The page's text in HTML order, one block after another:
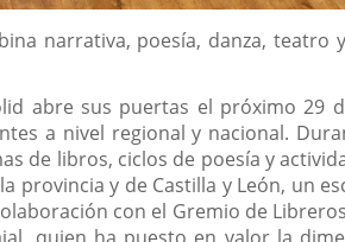
narrativa, poesía, danza,
abre sus puertas el próximo
a nivel regional y nacional.
de libros, ciclos de poesía y
provincia y de Castilla y León, un
con el Gremio de
quien ha puesto en valor la